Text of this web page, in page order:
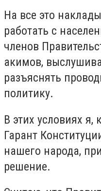
На все это
работать с
членов
акимов,
разъяснять
политику.
В этих условиях я,
Гарант
нашего народа,
решение.